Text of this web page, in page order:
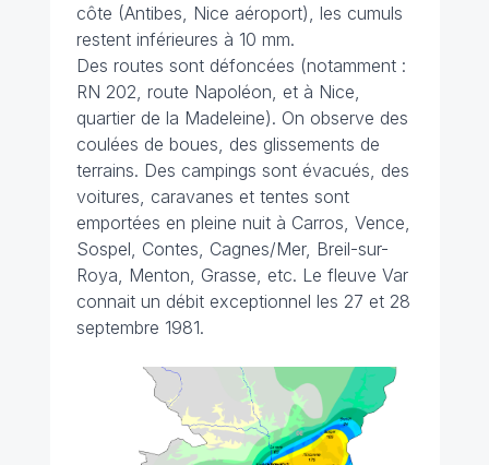
côte (Antibes, Nice aéroport), les cumuls
restent inférieures à 10 mm.
Des routes sont défoncées (notamment :
RN 202, route Napoléon, et à Nice,
quartier de la Madeleine). On observe des
coulées de boues, des glissements de
terrains. Des campings sont évacués, des
voitures, caravanes et tentes sont
emportées en pleine nuit à Carros, Vence,
Sospel, Contes, Cagnes/Mer, Breil-sur-
Roya, Menton, Grasse, etc. Le fleuve Var
connait un débit exceptionnel les 27 et 28
septembre 1981.